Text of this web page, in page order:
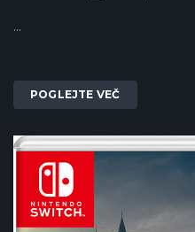
...
POGLEJTE VEČ